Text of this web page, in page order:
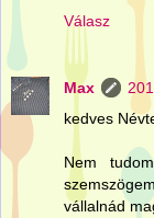
Válasz
Max
kedves
Nem
vállalnád